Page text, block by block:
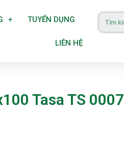
TUYỂN DỤNG
LIÊN HỆ
Tasa TS 0007